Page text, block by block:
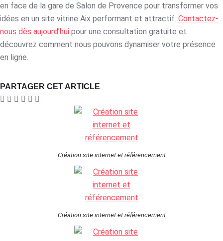
en face de la gare de Salon de Provence pour transformer vos
idées en un site vitrine Aix performant et attractif. Contactez-
nous dès aujourd’hui pour une consultation gratuite et
découvrez comment nous pouvons dynamiser votre présence
en ligne.
PARTAGER CET ARTICLE
Création site internet et référencement
Création site internet et référencement